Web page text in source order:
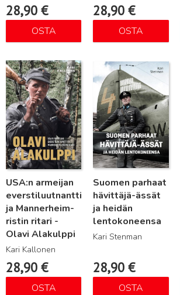
28,90 €
OSTA
28,90€
OSTA
USA:n armeijan
everstiluutnantti
ja Mannerheim-
ristin ritari -
Olavi Alakulppi
Kari Kallonen
28,90 €
OSTA
Lue lisää
Suomen parhaat
hävittäjä-ässät
ja heidän
lentokoneensa
Kari Stenman
28,90€
OSTA
Lue lisää